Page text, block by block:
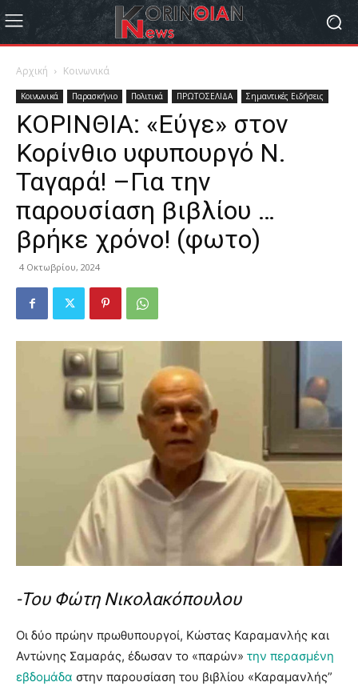
Αρχική Κοινωνικά
Κοινωνικά Παρασκήνιο Πολιτικά ΠΡΩΤΟΣΕΛΙΔΑ Σημαντικές Ειδήσεις
ΚΟΡΙΝΘΙΑ: «Εύγε» στον
Κορίνθιο υφυπουργό Ν.
Ταγαρά! –Για την
παρουσίαση βιβλίου …
βρήκε χρόνο! (φωτο)
4 Οκτωβρίου, 2024
-Του Φώτη Νικολακόπουλου
Οι δύο πρώην πρωθυπουργοί, Κώστας Καραμανλής και
Αντώνης Σαμαράς, έδωσαν το «παρών» την περασμένη
εβδομάδα στην παρουσίαση του βιβλίου «Καραμανλής”